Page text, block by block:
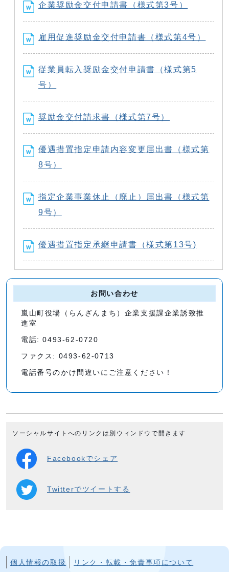
企業奨励金交付申請書（様式第3号）
雇用促進奨励金交付申請書（様式第4号）
従業員転入奨励金交付申請書（様式第5
号）
奨励金交付請求書（様式第7号）
優遇措置指定申請内容変更届出書（様式第
8号）
指定企業事業休止（廃止）届出書（様式第
9号）
優遇措置指定承継申請書（様式第13号)
お問い合わせ
嵐山町役場（らんざんまち）企業支援課企業誘致推
進室
電話: 0493-62-0720
ファクス: 0493-62-0713
電話番号のかけ間違いにご注意ください！
ソーシャルサイトへのリンクは別ウィンドウで開きます
Facebookでシェア
Twitterでツイートする
個人情報の取扱 リンク・転載・免責事項について